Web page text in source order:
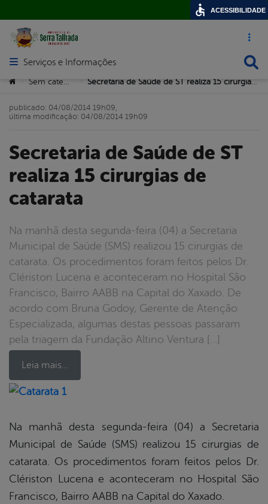
Acesso
Abrir menu principal de navegação
Serviços e Informações
Você está aqui:
> >
Secretaria de Saúde de ST
realiza 15 cirurgias de
catarata
Na manhã desta segunda-feira (04) a Secretaria
Municipal de Saúde (SMS) realizou 15 cirurgias de
catarata. Os procedimentos foram feitos pelos Dr.
Clériston Lucena e aconteceram no Hospital São
Francisco, Bairro AABB na Capital do Xaxado. De
acordo com Bruna Godoy, Gerente de Atenção
Especializada, algumas destas pessoas passaram
pela triagem da Fundação Altino Ventura […]
Leia mais…
publicado: 04/08/2014 19h09,
última modificação: 04/08/2014 19h09
Na manhã desta segunda-feira (04) a Secretaria
Municipal de Saúde (SMS) realizou 15 cirurgias de
catarata. Os procedimentos foram feitos pelos Dr.
Clériston Lucena e aconteceram no Hospital São
Francisco, Bairro AABB na Capital do Xaxado.
ACESSIBILIDADE